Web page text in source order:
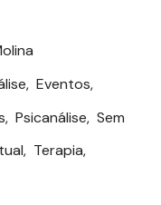
, Eventos,
, Psicanálise, Sem
, Terapia,